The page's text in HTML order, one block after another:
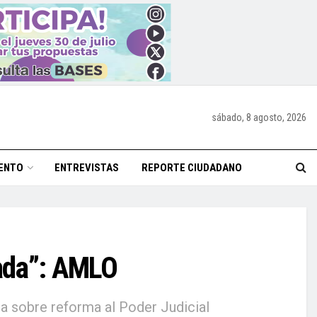
sábado, 8 agosto, 2026
ENTREVISTAS REPORTE CIUDADANO
AMLO
sobre reforma al Poder Judicial